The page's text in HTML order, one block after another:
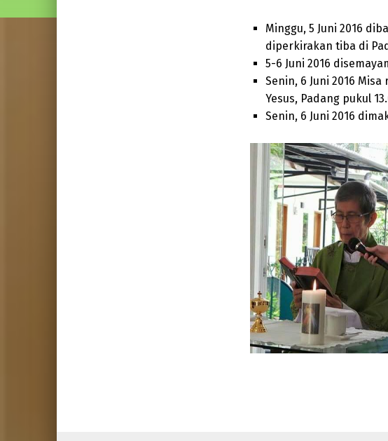
Minggu, 5 Juni 2016
diperkirakan tiba di
5-6 Juni 2016
Senin, 6 Juni 2016
Yesus, Padang pukul
Senin, 6 Juni 2016